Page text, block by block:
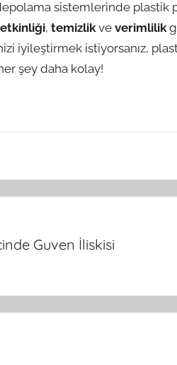
sistemlerinde
, temizlik ve verimlilik
iyileştirmek istiyorsanız,
şey daha kolay!
Guven İliskisi